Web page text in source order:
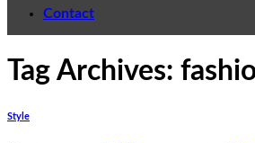
Contact
Tag Archives:
Style